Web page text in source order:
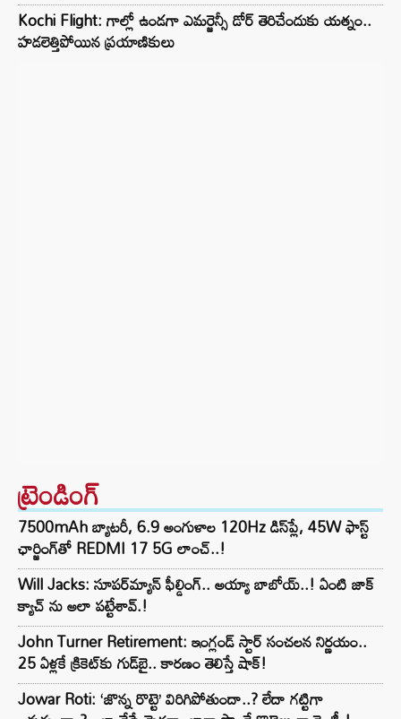
Kochi Flight: గాల్లో ఉండగా ఎమర్జెన్సీ డోర్ తెరిచేందుకు యత్నం..
హడలెత్తిపోయిన ప్రయాణికులు
ట్రెండింగ్‌
7500mAh బ్యాటరీ, 6.9 అంగుళాల 120Hz డిస్‌ప్లే, 45W ఫాస్ట్
ఛార్జింగ్‌తో REDMI 17 5G లాంచ్..!
Will Jacks: సూపర్‌మ్యాన్ ఫీల్డింగ్.. అయ్యా బాబోయ్..! ఏంటి జాక్
క్యాచ్ ను అలా పట్టేశావ్.!
John Turner Retirement: ఇంగ్లండ్ స్టార్ సంచలన నిర్ణయం..
25 ఏళ్లకే క్రికెట్‌కు గుడ్‌బై.. కారణం తెలిస్తే షాక్!
Jowar Roti: ‘జొన్న రొట్టె’ విరిగిపోతుందా..? లేదా గట్టిగా